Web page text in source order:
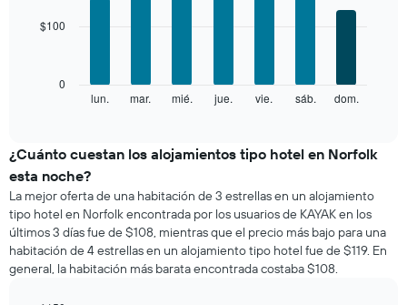
muestra
El
gráfico
muestra
1
Y
que
indica
el
promedio
de
una
habitación
por
cada
lun. mar. mié. jue. vie. sáb. dom.
0
$100
¿Cuánto cuestan los alojamientos tipo hotel en Norfolk
esta noche?
La mejor oferta de una habitación de 3 estrellas en un alojamiento
tipo hotel en Norfolk encontrada por los usuarios de KAYAK en los
últimos 3 días fue de $108, mientras que el precio más bajo para una
habitación de 4 estrellas en un alojamiento tipo hotel fue de $119. En
general, la habitación más barata encontrada costaba $108.